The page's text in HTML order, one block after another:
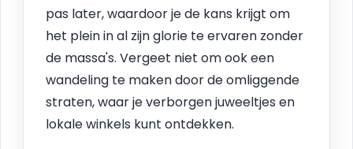
pas later, waardoor je de kans krijgt om
het plein in al zijn glorie te ervaren zonder
de massa's. Vergeet niet om ook een
wandeling te maken door de omliggende
straten, waar je verborgen juweeltjes en
lokale winkels kunt ontdekken.